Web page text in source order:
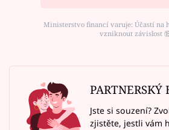
Ministerstvo financí varuje: Účastí na
vzniknout závislost
PARTNERSKÝ
Jste si souzení?
zjistěte, jestli vám